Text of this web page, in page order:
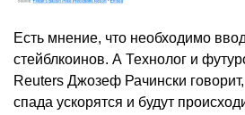
Есть мнение, что необходимо
стейблкоинов. А Технолог и
Reuters Джозеф Рачински
спада ускорятся и будут